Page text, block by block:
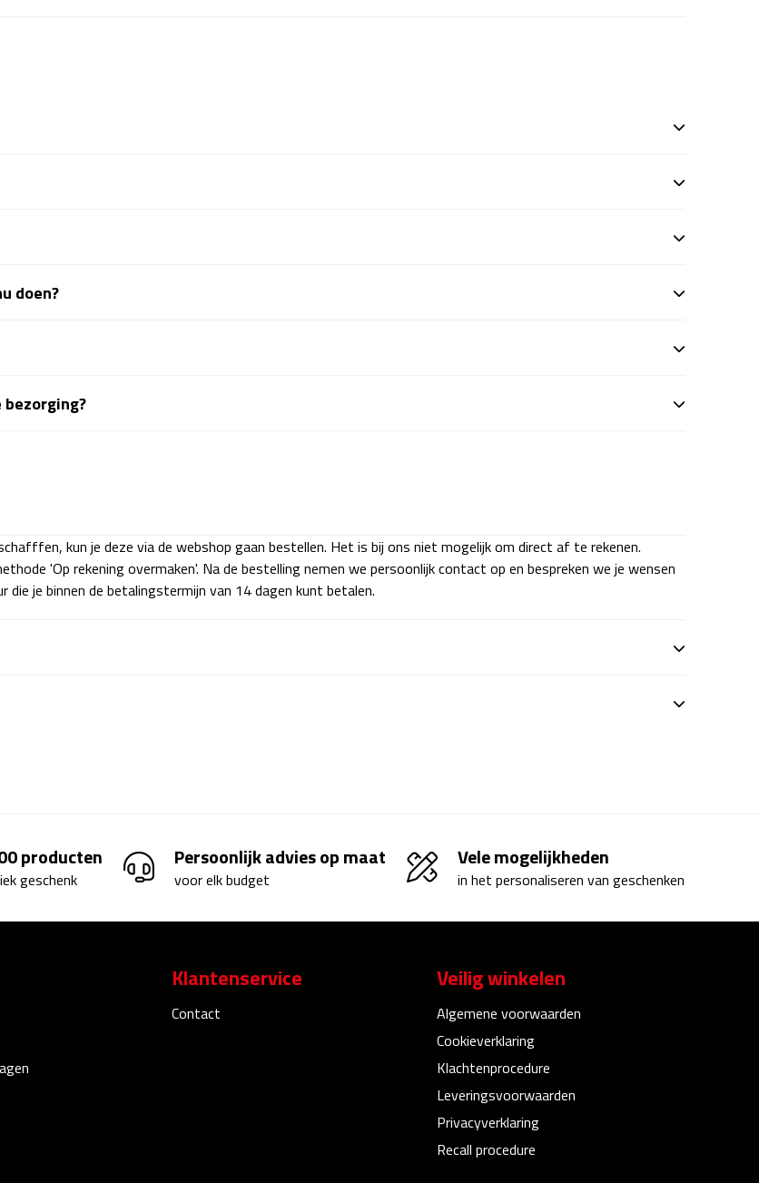
doen?
kun je deze via de webshop gaan bestellen. Het is bij ons niet mogelijk om direct af te rekenen.
'Op rekening overmaken'. Na de bestelling nemen we persoonlijk contact op en bespreken we je wensen
je binnen de betalingstermijn van 14 dagen kunt betalen.
producten
geschenk
Persoonlijk advies op maat
voor elk budget
Vele mogelijkheden
in het personaliseren van geschenken
Klantenservice
Contact
Veilig winkelen
Algemene voorwaarden
Cookieverklaring
Klachtenprocedure
Leveringsvoorwaarden
Privacyverklaring
Recall procedure